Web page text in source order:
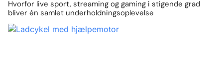
Hvorfor live sport, streaming og gaming i stigende grad
bliver én samlet underholdningsoplevelse